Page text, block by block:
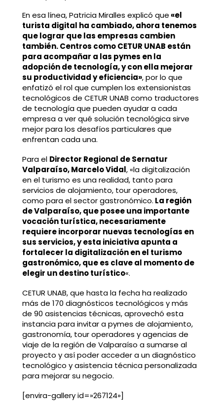
En esa línea, Patricia Miralles explicó que«el
turista digital ha cambiado, ahora tenemos
que lograr que las empresas cambien
también. Centros como CETUR UNAB están
para acompañar a las pymes en la
adopción de tecnología, y con ella mejorar
su productividad y eficiencia», por lo que
enfatizó el rol que cumplen los extensionistas
tecnológicos de CETUR UNAB como traductores
de tecnología que pueden ayudar a cada
empresa a ver qué solución tecnológica sirve
mejor para los desafíos particulares que
enfrentan cada una.
Para el Director Regional de Sernatur
Valparaíso, Marcelo Vidal, «la digitalización
en el turismo es una realidad, tanto para
servicios de alojamiento, tour operadores,
como para el sector gastronómico. La región
de Valparaíso, que posee una importante
vocación turística, necesariamente
requiere incorporar nuevas tecnologías en
sus servicios, y esta iniciativa apunta a
fortalecer la digitalización en el turismo
gastronómico, que es clave al momento de
elegir un destino turístico«.
CETUR UNAB, que hasta la fecha ha realizado
más de 170 diagnósticos tecnológicos y más
de 90 asistencias técnicas, aprovechó esta
instancia para invitar a pymes de alojamiento,
gastronomía, tour operadores y agencias de
viaje de la región de Valparaíso a sumarse al
proyecto y así poder acceder a un diagnóstico
tecnológico y asistencia técnica personalizada
para mejorar su negocio.
[envira-gallery id=»267124»]